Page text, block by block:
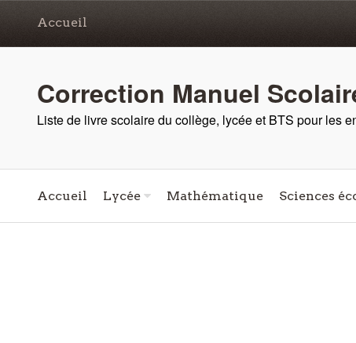
Accueil
Correction Manuel
Liste de livre scolaire du collège, lycée et BTS pour les
Accueil Lycée Mathématique Sciences